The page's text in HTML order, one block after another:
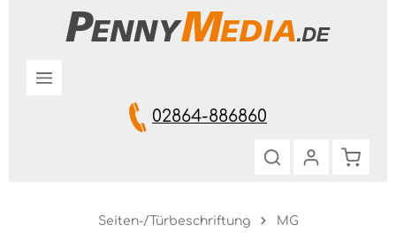
Zum Hauptinhalt springen
02864-886860
Seiten-/Türbeschriftung MG